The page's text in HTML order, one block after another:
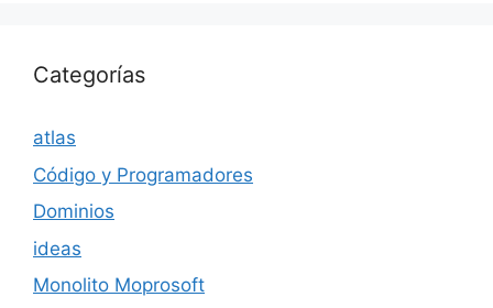
Categorías
atlas
Código y Programadores
Dominios
ideas
Monolito Moprosoft